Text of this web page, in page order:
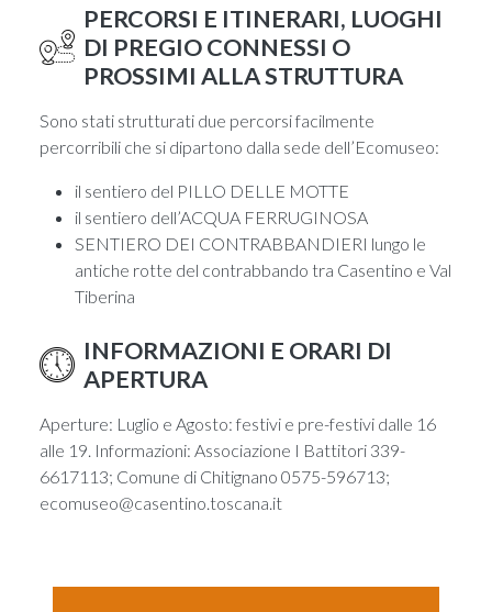
PERCORSI E ITINERARI, LUOGHI
DI PREGIO CONNESSI O
PROSSIMI ALLA STRUTTURA
Sono stati strutturati due percorsi facilmente
percorribili che si dipartono dalla sede dell’Ecomuseo:
il sentiero del PILLO DELLE MOTTE
il sentiero dell’ACQUA FERRUGINOSA
SENTIERO DEI CONTRABBANDIERI lungo le
antiche rotte del contrabbando tra Casentino e Val
Tiberina
INFORMAZIONI E ORARI DI
APERTURA
Aperture: Luglio e Agosto: festivi e pre-festivi dalle 16
alle 19. Informazioni: Associazione I Battitori 339-
6617113; Comune di Chitignano 0575-596713;
ecomuseo@casentino.toscana.it